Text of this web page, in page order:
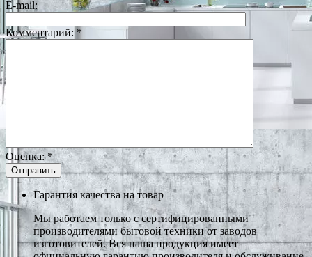
E-mail:
Комментарий: *
Оценка:*
Гарантия качества на товар
Мы работаем только с сертифицированными
производителями бытовой техники от заводов
изготовителей. Вся наша продукция имеет